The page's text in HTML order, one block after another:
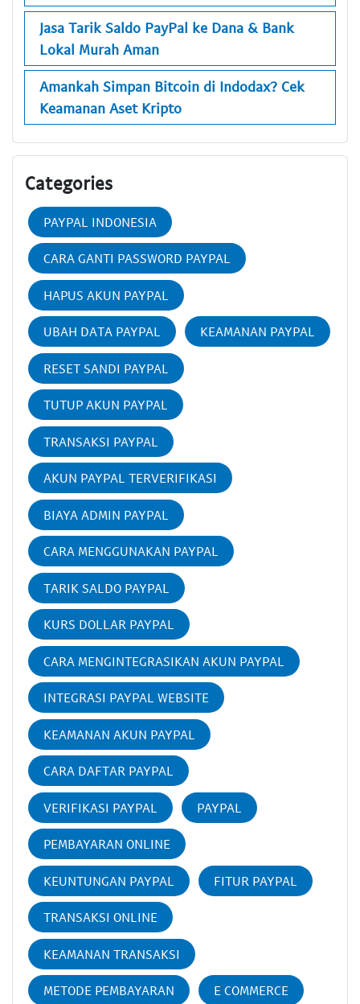
Jasa Tarik Saldo PayPal ke Dana & Bank
Lokal Murah Aman
Amankah Simpan Bitcoin di Indodax? Cek
Keamanan Aset Kripto
Categories
PAYPAL INDONESIA
CARA GANTI PASSWORD PAYPAL
HAPUS AKUN PAYPAL
UBAH DATA PAYPAL KEAMANAN PAYPAL
RESET SANDI PAYPAL
TUTUP AKUN PAYPAL
TRANSAKSI PAYPAL
AKUN PAYPAL TERVERIFIKASI
BIAYA ADMIN PAYPAL
CARA MENGGUNAKAN PAYPAL
TARIK SALDO PAYPAL
KURS DOLLAR PAYPAL
CARA MENGINTEGRASIKAN AKUN PAYPAL
INTEGRASI PAYPAL WEBSITE
KEAMANAN AKUN PAYPAL
CARA DAFTAR PAYPAL
VERIFIKASI PAYPAL PAYPAL
PEMBAYARAN ONLINE
KEUNTUNGAN PAYPAL FITUR PAYPAL
TRANSAKSI ONLINE
KEAMANAN TRANSAKSI
METODE PEMBAYARAN E COMMERCE